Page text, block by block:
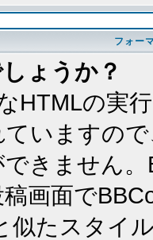
フォー
ょうか？
HTMLの実
いますの
きません
画面で
似たスタイ